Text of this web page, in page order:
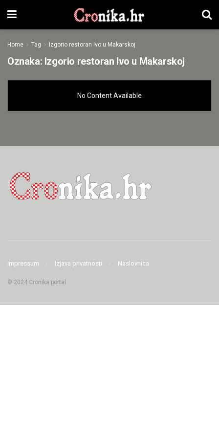
Home Tag Izgorio restoran Ivo u Makarskoj
Oznaka: Izgorio restoran Ivo u Makarskoj
No Content Available
Impressum Izjava privatnosti Naslovnica
© 2024 Cronika portal